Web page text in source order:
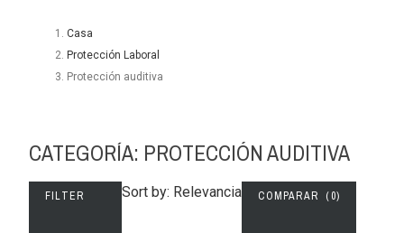
Casa
Protección Laboral
Protección auditiva
CATEGORÍA: PROTECCIÓN AUDITIVA
FILTER Sort by: Relevancia COMPARAR (0)